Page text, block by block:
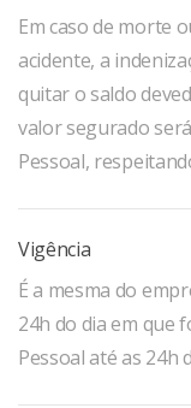
Em caso de morte
acidente, a
quitar o saldo
valor segurado
Pessoal,
Vigência
É a mesma do
24h do dia em que
Pessoal até as 24h